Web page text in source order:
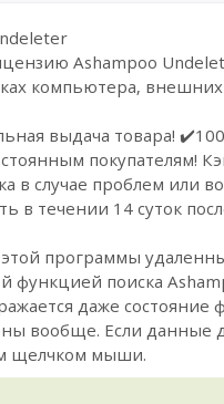
Ashampoo
компьютера, внешних
выдача товара!
покупателям!
в случае проблем или
в течении 14 суток
программы
функцией поиска
даже
вообще. Если данные
щелчком мыши.